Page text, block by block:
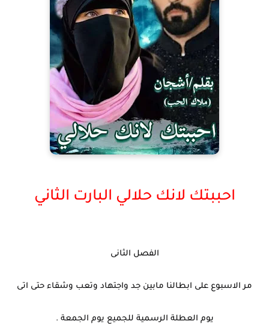
احببتك لانك حلالي البارت الثاني
الفصل الثانى
مر الاسبوع على ابطالنا مابين جد واجتهاد وتعب وشقاء حتى اتى
يوم العطلة الرسمية للجميع يوم الجمعة .